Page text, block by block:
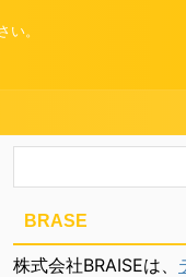
。
BRASE
株式会社BRAISEは、